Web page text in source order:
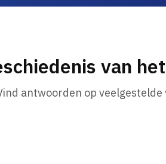
van
antwoorden op